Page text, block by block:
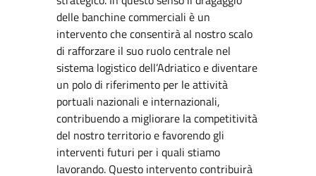
delle banchine commerciali è un
intervento che consentirà al nostro scalo
di rafforzare il suo ruolo centrale nel
sistema logistico dell’Adriatico e diventare
un polo di riferimento per le attività
portuali nazionali e internazionali,
contribuendo a migliorare la competitività
del nostro territorio e favorendo gli
interventi futuri per i quali stiamo
lavorando. Questo intervento contribuirà